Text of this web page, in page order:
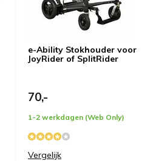
e-Ability Stokhouder voor
JoyRider of SplitRider
70,-
1-2 werkdagen (Web Only)
Vergelijk